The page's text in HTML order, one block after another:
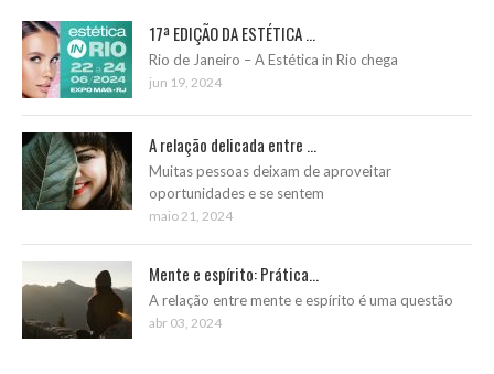
17ª EDIÇÃO DA ESTÉTICA ...
Rio de Janeiro – A Estética in Rio chega
jun 19, 2024
A relação delicada entre ...
Muitas pessoas deixam de aproveitar
oportunidades e se sentem
maio 21, 2024
Mente e espírito: Prática...
A relação entre mente e espírito é uma questão
abr 03, 2024